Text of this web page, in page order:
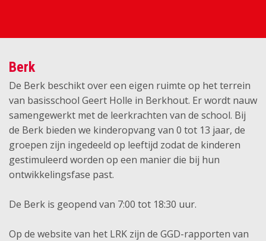
Berk
De Berk beschikt over een eigen ruimte op het terrein
van basisschool Geert Holle in Berkhout. Er wordt nauw
samengewerkt met de leerkrachten van de school. Bij
de Berk bieden we kinderopvang van 0 tot 13 jaar, de
groepen zijn ingedeeld op leeftijd zodat de kinderen
gestimuleerd worden op een manier die bij hun
ontwikkelingsfase past.
De Berk is geopend van 7:00 tot 18:30 uur.
Op de website van het LRK zijn de GGD-rapporten van